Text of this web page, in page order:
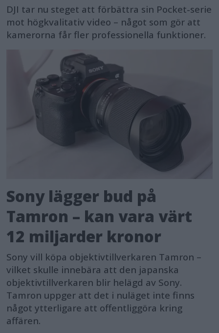
DJI tar nu steget att förbättra sin Pocket-serie
mot högkvalitativ video – något som gör att
kamerorna får fler professionella funktioner.
Sony lägger bud på
Tamron – kan vara värt
12 miljarder kronor
Sony vill köpa objektivtillverkaren Tamron –
vilket skulle innebära att den japanska
objektivtillverkaren blir helägd av Sony.
Tamron uppger att det i nuläget inte finns
något ytterligare att offentliggöra kring
affären.